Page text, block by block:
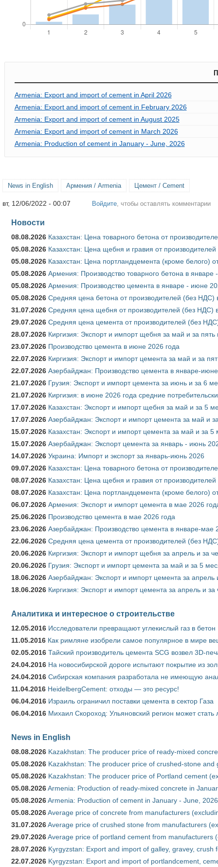
Armenia: Export and import of cement in April 2026
Armenia: Export and import of cement in February 2026
Armenia: Export and import of cement in August 2025
Armenia: Export and import of cement in March 2026
Armenia: Production of cement in January - June, 2026
News in English Армения / Armenia Цемент / Cement
вт, 12/06/2022 - 00:07 Войдите , чтобы оставлять комментарии
Новости
08.08.2026 Казахстан: Цена товарного бетона от
05.08.2026 Казахстан: Цена щебня и гравия от
05.08.2026 Казахстан: Цена портландцемента (кроме белого)
05.08.2026 Армения: Производство товарного бетона в январе
05.08.2026 Армения: Производство цемента в январе - июне
05.08.2026 Средняя цена бетона от производителей (без НДС)
31.07.2026 Средняя цена щебня от производителей (без НДС)
29.07.2026 Средняя цена цемента от производителей (без
28.07.2026 Киргизия: Экспорт и импорт щебня за май и за
23.07.2026 Производство цемента в июне 2026 года
22.07.2026 Киргизия: Экспорт и импорт цемента за май и за
22.07.2026 Азербайджан: Производство цемента в январе-
21.07.2026 Грузия: Экспорт и импорт цемента за июнь и за 6
21.07.2026 Киргизия: в июне 2026 года средние
17.07.2026 Казахстан: Экспорт и импорт щебня за май и за 5
17.07.2026 Азербайджан: Экспорт и импорт цемента за май и
15.07.2026 Казахстан: Экспорт и импорт цемента за май и за
15.07.2026 Азербайджан: Экспорт цемента за январь - июнь
14.07.2026 Украина: Импорт и экспорт за январь-июнь 2026
09.07.2026 Казахстан: Цена товарного бетона от
08.07.2026 Казахстан: Цена щебня и гравия от
08.07.2026 Казахстан: Цена портландцемента (кроме белого)
06.07.2026 Армения: Экспорт и импорт цемента в мае 2026
25.06.2026 Производство цемента в мае 2026 года
23.06.2026 Азербайджан: Производство цемента в январе-мае
22.06.2026 Средняя цена цемента от производителей (без
20.06.2026 Киргизия: Экспорт и импорт щебня за апрель и за
20.06.2026 Грузия: Экспорт и импорт цемента за май и за 5
18.06.2026 Азербайджан: Экспорт и импорт цемента за
18.06.2026 Киргизия: Экспорт и импорт цемента за апрель и
Аналитика и интересное о строительстве
12.05.2016 Исследователи превращают углекислый газ в бетон
11.05.2016 Как римляне изобрели самое популярное в мире
02.05.2016 Тайский производитель цемента SCG возвел 3D-
24.04.2016 На новосибирской дороге испытают покрытие из
24.04.2016 Сибирская компания разработала не имеющую
11.04.2016 HeidelbergCement: отходы — это ресурс!
06.04.2016 Израиль ограничил поставки цемента в сектор Газа
06.04.2016 Михаил Скороход: Ульяновский регион может
News in English
08.08.2026 Kazakhstan: The producer price of ready-mixed
05.08.2026 Kazakhstan: The producer price of crushed-stone and
05.08.2026 Kazakhstan: The producer price of Portland cement
05.08.2026Armenia: Production of ready-mixed concrete in
05.08.2026Armenia: Production of cement in January - June, 2026
05.08.2026Average price of concrete from manufacturers
31.07.2026Average price of crushed stone from manufacturers
29.07.2026Average price of portland cement from manufacturers
28.07.2026 Kyrgyzstan: Export and import of galley, gravey,
22.07.2026 Kyrgyzstan: Export and import of portlandcement,